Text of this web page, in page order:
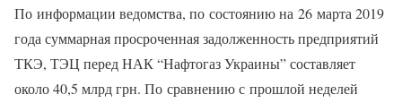
По информации ведомства, по состоянию на 26 марта 2019
года суммарная просроченная задолженность предприятий
ТКЭ, ТЭЦ перед НАК “Нафтогаз Украины” составляет
около 40,5 млрд грн. По сравнению с прошлой неделей